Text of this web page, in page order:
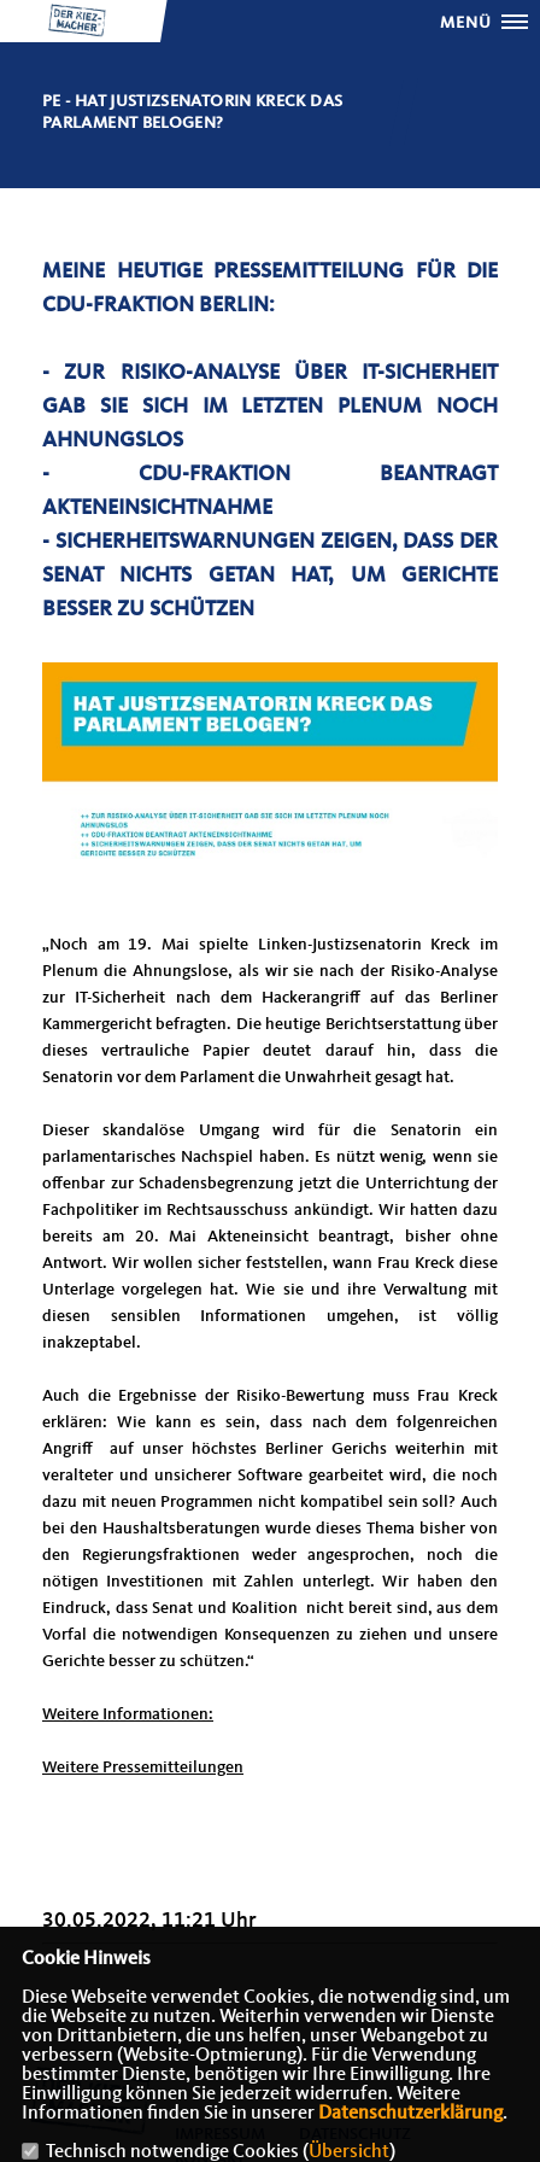
MENÜ
PE - HAT JUSTIZSENATORIN KRECK DAS
PARLAMENT BELOGEN?
MEINE HEUTIGE PRESSEMITTEILUNG FÜR DIE
CDU-FRAKTION BERLIN:
- ZUR RISIKO-ANALYSE ÜBER IT-SICHERHEIT
GAB SIE SICH IM LETZTEN PLENUM NOCH
AHNUNGSLOS
- CDU-FRAKTION BEANTRAGT
AKTENEINSICHTNAHME
- SICHERHEITSWARNUNGEN ZEIGEN, DASS DER
SENAT NICHTS GETAN HAT, UM GERICHTE
BESSER ZU SCHÜTZEN
Noch am 19. Mai spielte Linken-Justizsenatorin Kreck im
Plenum die Ahnungslose, als wir sie nach der Risiko-Analyse
zur IT-Sicherheit nach dem Hackerangriff auf das Berliner
Kammergericht befragten. Die heutige Berichtserstattung über
dieses vertrauliche Papier deutet darauf hin, dass die
Senatorin vor dem Parlament die Unwahrheit gesagt hat.
Dieser skandalöse Umgang wird für die Senatorin ein
parlamentarisches Nachspiel haben. Es nützt wenig, wenn sie
offenbar zur Schadensbegrenzung jetzt die Unterrichtung der
Fachpolitiker im Rechtsausschuss ankündigt. Wir hatten dazu
bereits am 20. Mai Akteneinsicht beantragt, bisher ohne
Antwort. Wir wollen sicher feststellen, wann Frau Kreck diese
Unterlage vorgelegen hat. Wie sie und ihre Verwaltung mit
diesen sensiblen Informationen umgehen, ist völlig
inakzeptabel.
Auch die Ergebnisse der Risiko-Bewertung muss Frau Kreck
erklären: Wie kann es sein, dass nach dem folgenreichen
Angriff auf unser höchstes Berliner Gerichs weiterhin mit
veralteter und unsicherer Software gearbeitet wird, die noch
dazu mit neuen Programmen nicht kompatibel sein soll? Auch
bei den Haushaltsberatungen wurde dieses Thema bisher von
den Regierungsfraktionen weder angesprochen, noch die
nötigen Investitionen mit Zahlen unterlegt. Wir haben den
Eindruck, dass Senat und Koalition nicht bereit sind, aus dem
Vorfal die notwendigen Konsequenzen zu ziehen und unsere
Gerichte besser zu schützen.“
Weitere Informationen:
Weitere Pressemitteilungen
30.05.2022, 11:21 Uhr
KONTAKT
Cookie Hinweis
Diese Webseite verwendet Cookies, die notwendig sind, um
die Webseite zu nutzen. Weiterhin verwenden wir Dienste
von Drittanbietern, die uns helfen, unser Webangebot zu
verbessern (Website-Optmierung). Für die Verwendung
bestimmter Dienste, benötigen wir Ihre Einwilligung. Ihre
Einwilligung können Sie jederzeit widerrufen. Weitere
Informationen finden Sie in unserer Datenschutzerklärung.
Technisch notwendige Cookies (Übersicht)